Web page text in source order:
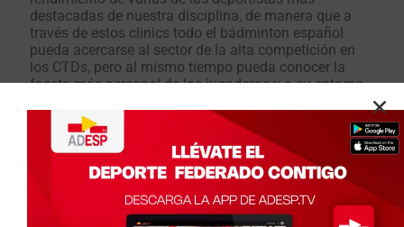
destacadas de nuestra disciplina, de manera que a
través de estos clinics todo el bádminton español
pueda acercarse al sector de la alta competición en
los CTDs, pero al mismo tiempo pueda conocer la
faceta más personal de las jugadoras y a su entorno.
En este sentido, este formato de SERIAL,
enmarcado dentro del
Programa de Mujer y
DeportedelConsejo Superior de Deportes
componrá de 6 capítulos ubicados en 3 centros de
tecnificación de referencia para nuestro país, que se
irán publicando en las distintas plataformas de la
Federación durante las próximas semanas.